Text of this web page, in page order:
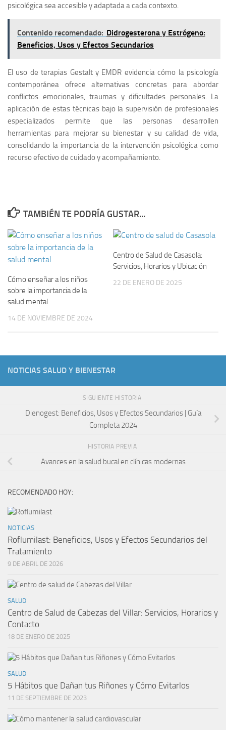
psicológica sea accesible y adaptada a cada contexto.
Contenido recomendado: Didrogesterona y Estrógeno:
Beneficios, Usos y Efectos Secundarios
El uso de terapias Gestalt y EMDR evidencia cómo la psicología
contemporánea ofrece alternativas concretas para abordar
conflictos emocionales, traumas y dificultades personales. La
aplicación de estas técnicas bajo la supervisión de profesionales
especializados permite que las personas desarrollen
herramientas para mejorar su bienestar y su calidad de vida,
consolidando la importancia de la intervención psicológica como
recurso efectivo de cuidado y acompañamiento.
TAMBIÉN TE PODRÍA GUSTAR...
Cómo enseñar a los niños
sobre la importancia de la
salud mental
14 DE NOVIEMBRE DE 2024
Centro de Salud de Casasola:
Servicios, Horarios y Ubicación
22 DE ENERO DE 2025
NOTICIAS SALUD Y BIENESTAR
SIGUIENTE HISTORIA
Dienogest: Beneficios, Usos y Efectos Secundarios | Guía
Completa 2024
HISTORIA PREVIA
Avances en la salud bucal en clínicas modernas
RECOMENDADO HOY:
NOTICIAS
Roflumilast: Beneficios, Usos y Efectos Secundarios del
Tratamiento
9 DE ABRIL DE 2026
SALUD
Centro de Salud de Cabezas del Villar: Servicios, Horarios y
Contacto
18 DE ENERO DE 2025
SALUD
5 Hábitos que Dañan tus Riñones y Cómo Evitarlos
11 DE SEPTIEMBRE DE 2023